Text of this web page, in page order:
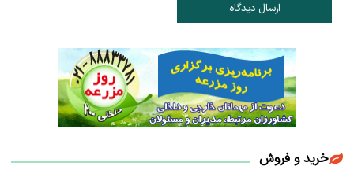
ارسال دیدگاه
خرید و فروش